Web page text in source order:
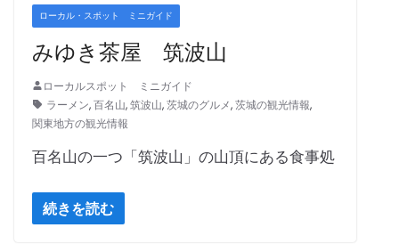
ローカル・スポット ミニガイド
みゆき茶屋 筑波山
ローカルスポット ミニガイド
ラーメン,百名山,筑波山,茨城のグルメ,茨城の観光情報,
関東地方の観光情報
百名山の一つ「筑波山」の山頂にある食事処
続きを読む